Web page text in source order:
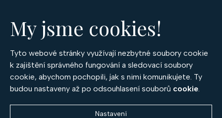
My jsme cookies!
Tyto webové stránky využívají nezbytné soubory cookie
k zajištění správného fungování a sledovací soubory
cookie, abychom pochopili, jak s nimi komunikujete. Ty
budou nastaveny až po odsouhlasení souborů cookie.
Nastavení
Služby
Zakázková výroba šperků
Nakupování
Obchodní podmínky
GDPR